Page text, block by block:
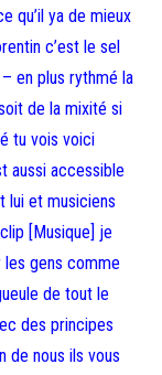
qu’il ya de mieux
c’est le sel
en plus rythmé la
de la mixité si
tu vois voici
aussi accessible
lui et musiciens
[Musique] je
les gens comme
de tout le
des principes
de nous ils vous